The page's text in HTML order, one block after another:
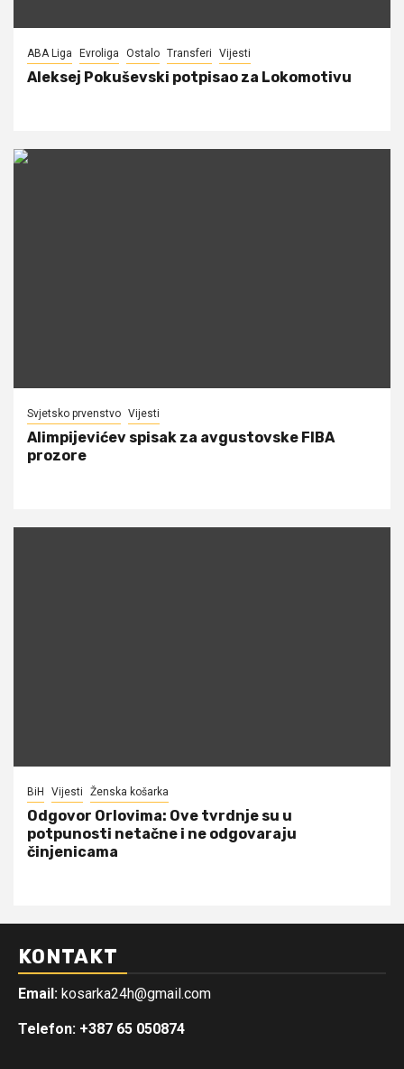
ABA Liga Evroliga Ostalo Transferi Vijesti
Aleksej Pokuševski potpisao za Lokomotivu
Svjetsko prvenstvo Vijesti
Alimpijevićev spisak za avgustovske FIBA
prozore
BiH Vijesti Ženska košarka
Odgovor Orlovima: ​Ove tvrdnje su u
potpunosti netačne i ne odgovaraju
činjenicama
KONTAKT
Email: kosarka24h@gmail.com
Telefon: +387 65 050874